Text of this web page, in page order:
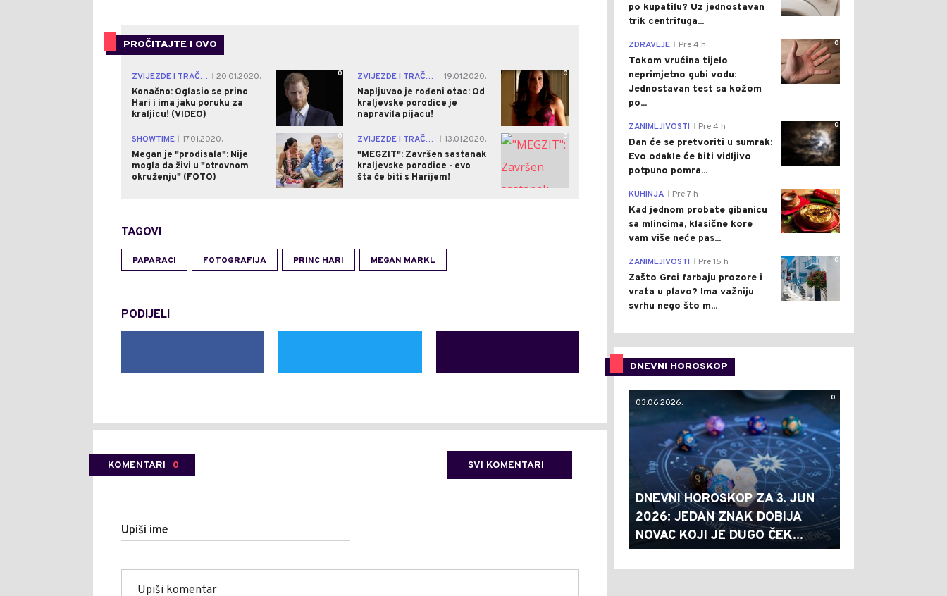
PROČITAJTE I OVO
ZVIJEZDE I TRAČEVI
20.01.2020.
Konačno: Oglasio se princ
Hari i ima jaku poruku za
kraljicu! (VIDEO)
0 ZVIJEZDE I TRAČEVI
19.01.2020.
Napljuvao je rođeni otac: Od
kraljevske porodice je
napravila pijacu!
0
SHOWTIME
17.01.2020.
Megan je "prodisala": Nije
mogla da živi u "otrovnom
okruženju" (FOTO)
0 ZVIJEZDE I TRAČEVI
13.01.2020.
"MEGZIT": Završen sastanak
kraljevske porodice - evo
šta će biti s Harijem!
0
TAGOVI
PAPARACI FOTOGRAFIJA PRINC HARI MEGAN MARKL
PODIJELI
KOMENTARI 0 SVI KOMENTARI
Upiši ime
po kupatilu? Uz jednostavan
trik centrifuga...
0
ZDRAVLJE Pre 4 h
Tokom vrućina tijelo
neprimjetno gubi vodu:
Jednostavan test sa kožom
po...
0
ZANIMLJIVOSTI Pre 4 h
Dan će se pretvoriti u sumrak:
Evo odakle će biti vidljivo
potpuno pomra...
0
KUHINJA Pre 7 h
Kad jednom probate gibanicu
sa mlincima, klasične kore
vam više neće pas...
0
ZANIMLJIVOSTI Pre 15 h
Zašto Grci farbaju prozore i
vrata u plavo? Ima važniju
svrhu nego što m...
DNEVNI HOROSKOP
0
03.06.2026.
DNEVNI HOROSKOP ZA 3. JUN
2026: JEDAN ZNAK DOBIJA
NOVAC KOJI JE DUGO ČEK...